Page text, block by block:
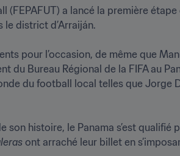
(FEPAFUT) a lancé la première
le district d’Arraiján.
pour l’occasion, de même que
Bureau Régional de la FIFA au
du football local telles que Jorge
histoire, le Panama s’est qualifié
ont arraché leur billet en